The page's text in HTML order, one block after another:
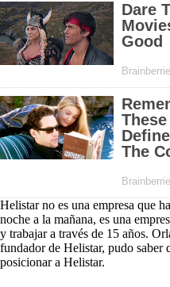
Helistar no es una empresa que
noche a la mañana, es una
y trabajar a través de 15 años.
fundador de Helistar, pudo saber
posicionar a Helistar.